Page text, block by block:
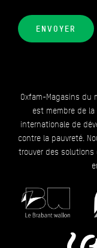
ENVOYER
Oxfam-Magasins du
est membre de
internationale de
contre la pauvreté.
trouver des